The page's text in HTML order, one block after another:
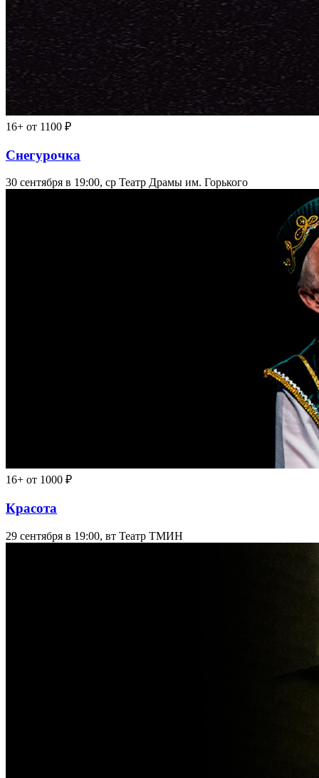
16+ от 1100 ₽
Снегурочка
30 сентября в 19:00, ср Театр Драмы им. Горького
16+ от 1000 ₽
Красота
29 сентября в 19:00, вт Театр ТМИН